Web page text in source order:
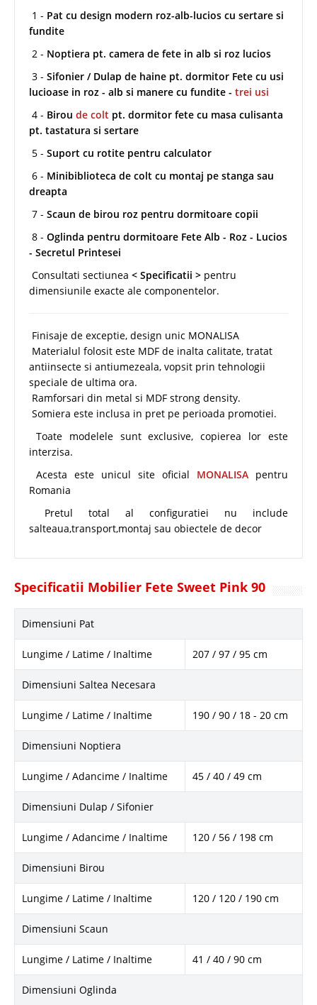
1 - Pat cu design modern roz-alb-lucios cu sertare si
fundite
2 - Noptiera pt. camera de fete in alb si roz lucios
3 - Sifonier / Dulap de haine pt. dormitor Fete cu usi
lucioase in roz - alb si manere cu fundite - trei usi
4 - Birou de colt pt. dormitor fete cu masa culisanta
pt. tastatura si sertare
5 - Suport cu rotite pentru calculator
6 - Minibiblioteca de colt cu montaj pe stanga sau
dreapta
7 - Scaun de birou roz pentru dormitoare copii
8 - Oglinda pentru dormitoare Fete Alb - Roz - Lucios
- Secretul Printesei
Consultati sectiunea < Specificatii > pentru
dimensiunile exacte ale componentelor.
Finisaje de exceptie, design unic MONALISA
Materialul folosit este MDF de inalta calitate, tratat
antiinsecte si antiumezeala, vopsit prin tehnologii
speciale de ultima ora.
Ramforsari din metal si MDF strong density.
Somiera este inclusa in pret pe perioada promotiei.
Toate modelele sunt exclusive, copierea lor este
interzisa.
Acesta este unicul site oficial MONALISA pentru
Romania
Pretul total al configuratiei nu include
salteaua,transport,montaj sau obiectele de decor
Specificatii Mobilier Fete Sweet Pink 90
Dimensiuni Pat
Lungime / Latime / Inaltime 207 / 97 / 95 cm
Dimensiuni Saltea Necesara
Lungime / Latime / Inaltime 190 / 90 / 18 - 20 cm
Dimensiuni Noptiera
Lungime / Adancime / Inaltime 45 / 40 / 49 cm
Dimensiuni Dulap / Sifonier
Lungime / Adancime / Inaltime 120 / 56 / 198 cm
Dimensiuni Birou
Lungime / Latime / Inaltime 120 / 120 / 190 cm
Dimensiuni Scaun
Lungime / Latime / Inaltime 41 / 40 / 90 cm
Dimensiuni Oglinda